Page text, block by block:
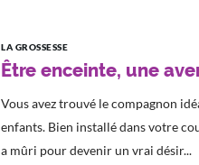
LA GROSSESSE
Être enceinte, une
Vous avez trouvé le compagnon
enfants. Bien installé dans votre
a mûri pour devenir un vrai désir...